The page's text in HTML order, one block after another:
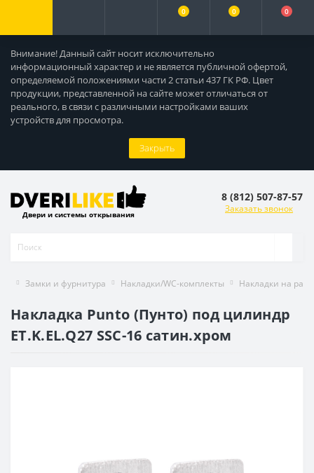
Внимание! Данный сайт носит исключительно
информационный характер и не является публичной офертой,
определяемой положениями части 2 статьи 437 ГК РФ. Цвет
продукции, представленной на сайте может отличаться от
реального, в связи с различными настройками ваших
устройств для просмотра.
Закрыть
0 0 0
Двери и системы открывания
8 (812) 507-87-57
Заказать звонок
Замки и фурнитура Накладки/WC-комплекты Накладки на
Накладка Punto (Пунто) под цилиндр
ET.K.EL.Q27 SSC-16 сатин.хром